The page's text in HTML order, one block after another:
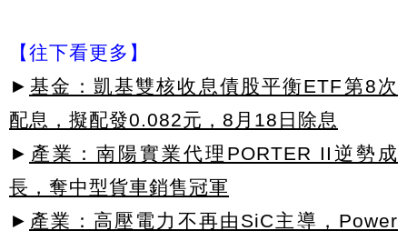
【往下看更多】
► 基金：凱基雙核收息債股平衡ETF第8次
配息，擬配發0.082元，8月18日除息
► 產業：南陽實業代理PORTER II逆勢成
長，奪中型貨車銷售冠軍
► 產業：高壓電力不再由SiC主導，Power